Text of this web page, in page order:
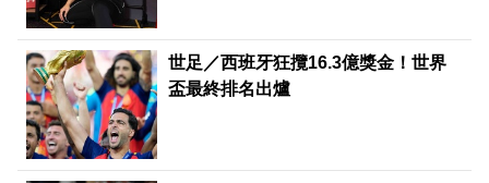
世足／西班牙狂攬16.3億獎金！世界
盃最終排名出爐